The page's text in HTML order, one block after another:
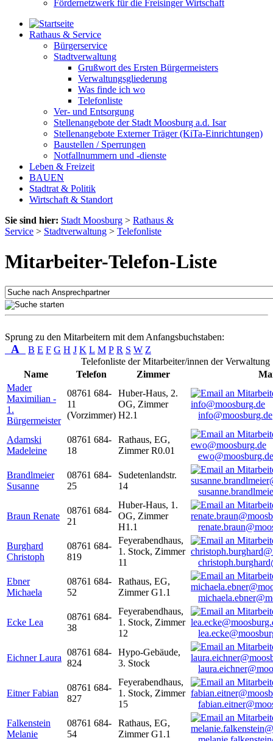
Fördernetzwerk für die Freisinger Wirtschaft
Rathaus & Service
Bürgerservice
Stadtverwaltung
Grußwort des Ersten Bürgermeisters
Verwaltungsgliederung
Was finde ich wo
Telefonliste
Ver- und Entsorgung
Stellenangebote der Stadt Moosburg a.d. Isar
Stellenangebote Externer Träger (KiTa-Einrichtungen)
Baustellen / Sperrungen
Notfallnummern und -dienste
Leben & Freizeit
BAUEN
Stadtrat & Politik
Wirtschaft & Standort
Sie sind hier: Stadt Moosburg > Rathaus &
Service > Stadtverwaltung > Telefonliste
Mitarbeiter-Telefon-Liste
Sprung zu den Mitarbeitern mit dem Anfangsbuchstaben:
A B E F G H J K L M P R S W Z
Telefonliste der Mitarbeiter/innen der Verwaltung
Name
Telefon Zimmer
Mader
Maximilian -
1.
Bürgermeister
08761 684-
11
(Vorzimmer)
Huber-Haus, 2.
OG, Zimmer
H2.1
info@moosburg.de
Adamski
Madeleine
08761 684-
18
Rathaus, EG,
Zimmer R0.01
ewo@moosburg.de
Brandlmeier
Susanne
08761 684-
25
Sudetenlandstr.
14
Braun Renate
08761 684-
21
Huber-Haus, 1.
OG, Zimmer
H1.1
Burghard
Christoph
08761 684-
819
Feyerabendhaus,
1. Stock, Zimmer
11
Ebner
Michaela
08761 684-
52
Rathaus, EG,
Zimmer G1.1
Ecke Lea
08761 684-
38
Feyerabendhaus,
1. Stock, Zimmer
12
Eichner Laura
08761 684-
824
Hypo-Gebäude,
3. Stock
Eitner Fabian
08761 684-
827
Feyerabendhaus,
1. Stock, Zimmer
15
Falkenstein
Melanie
08761 684-
54
Rathaus, EG,
Zimmer G1.1